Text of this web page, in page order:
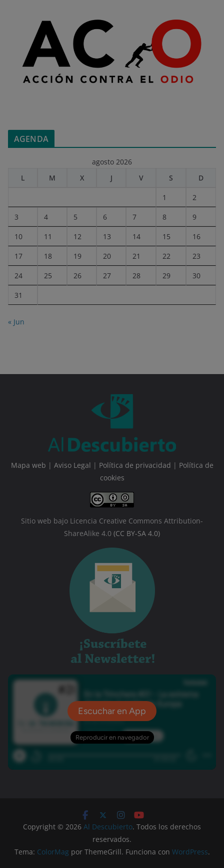
AGENDA
agosto 2026
L
M X J V S D
1 2
3 4 5 6 7 8 9
10 11 12 13 14 15 16
17 18 19 20 21 22 23
24 25 26 27 28 29 30
31
« Jun
Mapa web | Aviso Legal | Política de privacidad | Política de
cookies
Sitio web bajo Licencia Creative Commons Attribution-
ShareAlike 4.0 (CC BY-SA 4.0)
Copyright © 2026 Al Descubierto. Todos los derechos
reservados.
Tema: ColorMag por ThemeGrill. Funciona con WordPress.